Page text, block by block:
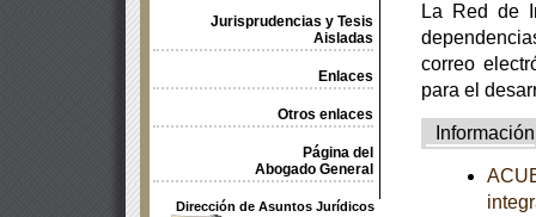
Jurisprudencias y Tesis
Aisladas
Enlaces
Otros enlaces
Página del
Abogado General
Dirección de Asuntos Jurídicos
La Red de
correo
para el
Información